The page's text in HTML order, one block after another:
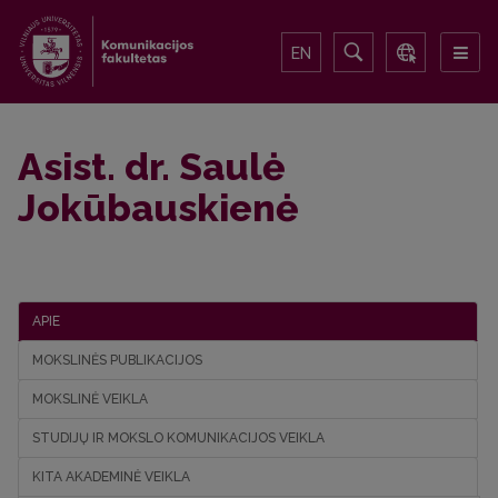
EN
Asist. dr. Saulė
Jokūbauskienė
APIE
MOKSLINĖS PUBLIKACIJOS
MOKSLINĖ VEIKLA
STUDIJŲ IR MOKSLO KOMUNIKACIJOS VEIKLA
KITA AKADEMINĖ VEIKLA